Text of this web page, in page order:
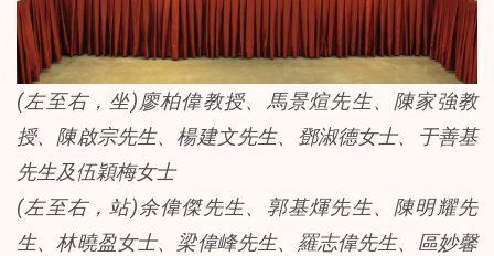
(左至右，坐)廖柏偉教授、馬景煊先生、陳家強教
授、陳啟宗先生、楊建文先生、鄧淑德女士、于善基
先生及伍穎梅女士
(左至右，站)余偉傑先生、郭基煇先生、陳明耀先
生、林曉盈女士、梁偉峰先生、羅志偉先生、區妙馨